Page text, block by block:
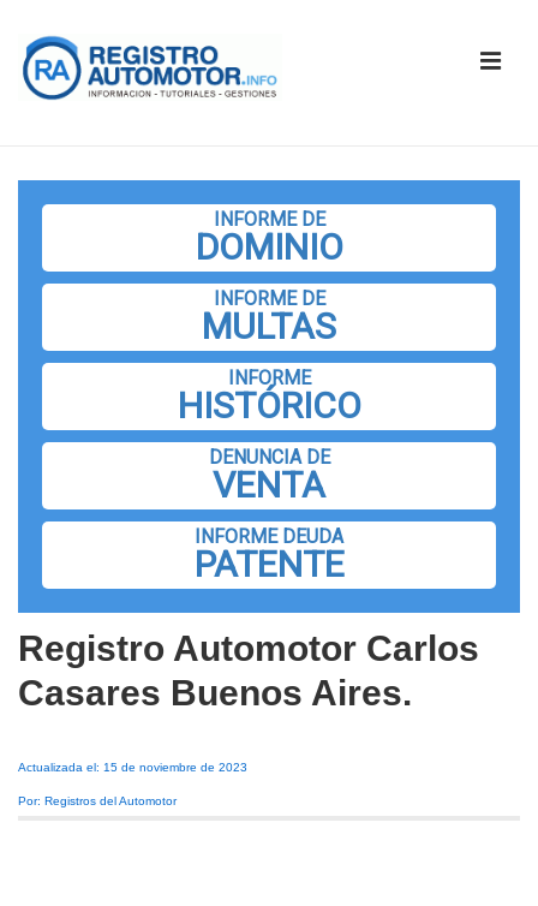
Saltar
principal
INFORME DE
DOMINIO
INFORME DE
MULTAS
INFORME
HISTÓRICO
DENUNCIA DE
VENTA
INFORME DEUDA
PATENTE
Registro Automotor Carlos
Casares Buenos Aires.
Actualizada el: 15 de noviembre de 2023
Por: Registros del Automotor